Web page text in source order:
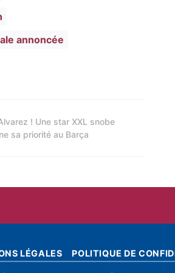
annoncée
! Une star XXL snobe
sa priorité au Barça
LÉGALES POLITIQUE DE